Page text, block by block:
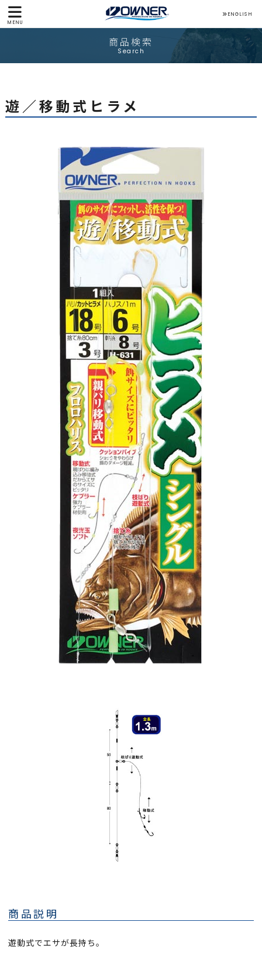
MENU
ENGLISH
商品検索
Search
遊／移動式ヒラメ
商品説明
遊動式でエサが長持ち。